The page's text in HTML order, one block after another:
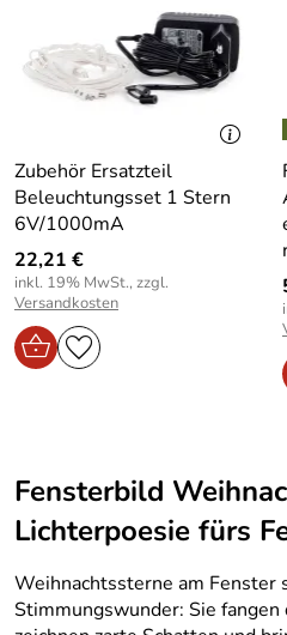
Zubehör Ersatzteil
Beleuchtungsset 1 Stern
6V/1000mA
22,21 €
inkl. 19% MwSt., zzgl.
Versandkosten
Fensterbild
Lichterpoesie fürs
Weihnachtssterne am Fenster
Stimmungswunder: Sie